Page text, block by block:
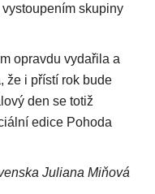
skupiny
opravdu vydařila a
že i přístí rok bude
den se totiž
edice Pohoda
Juliana Miňová